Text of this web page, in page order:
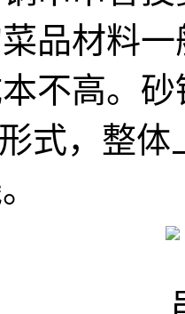
品材料
本不高。
式，整